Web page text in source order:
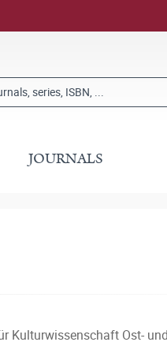
JOURNALS
Kulturwissenschaft Ost-